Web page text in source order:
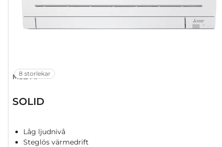
8 storlekar
MSZ-AP
SOLID
Låg ljudnivå
Steglös värmedrift